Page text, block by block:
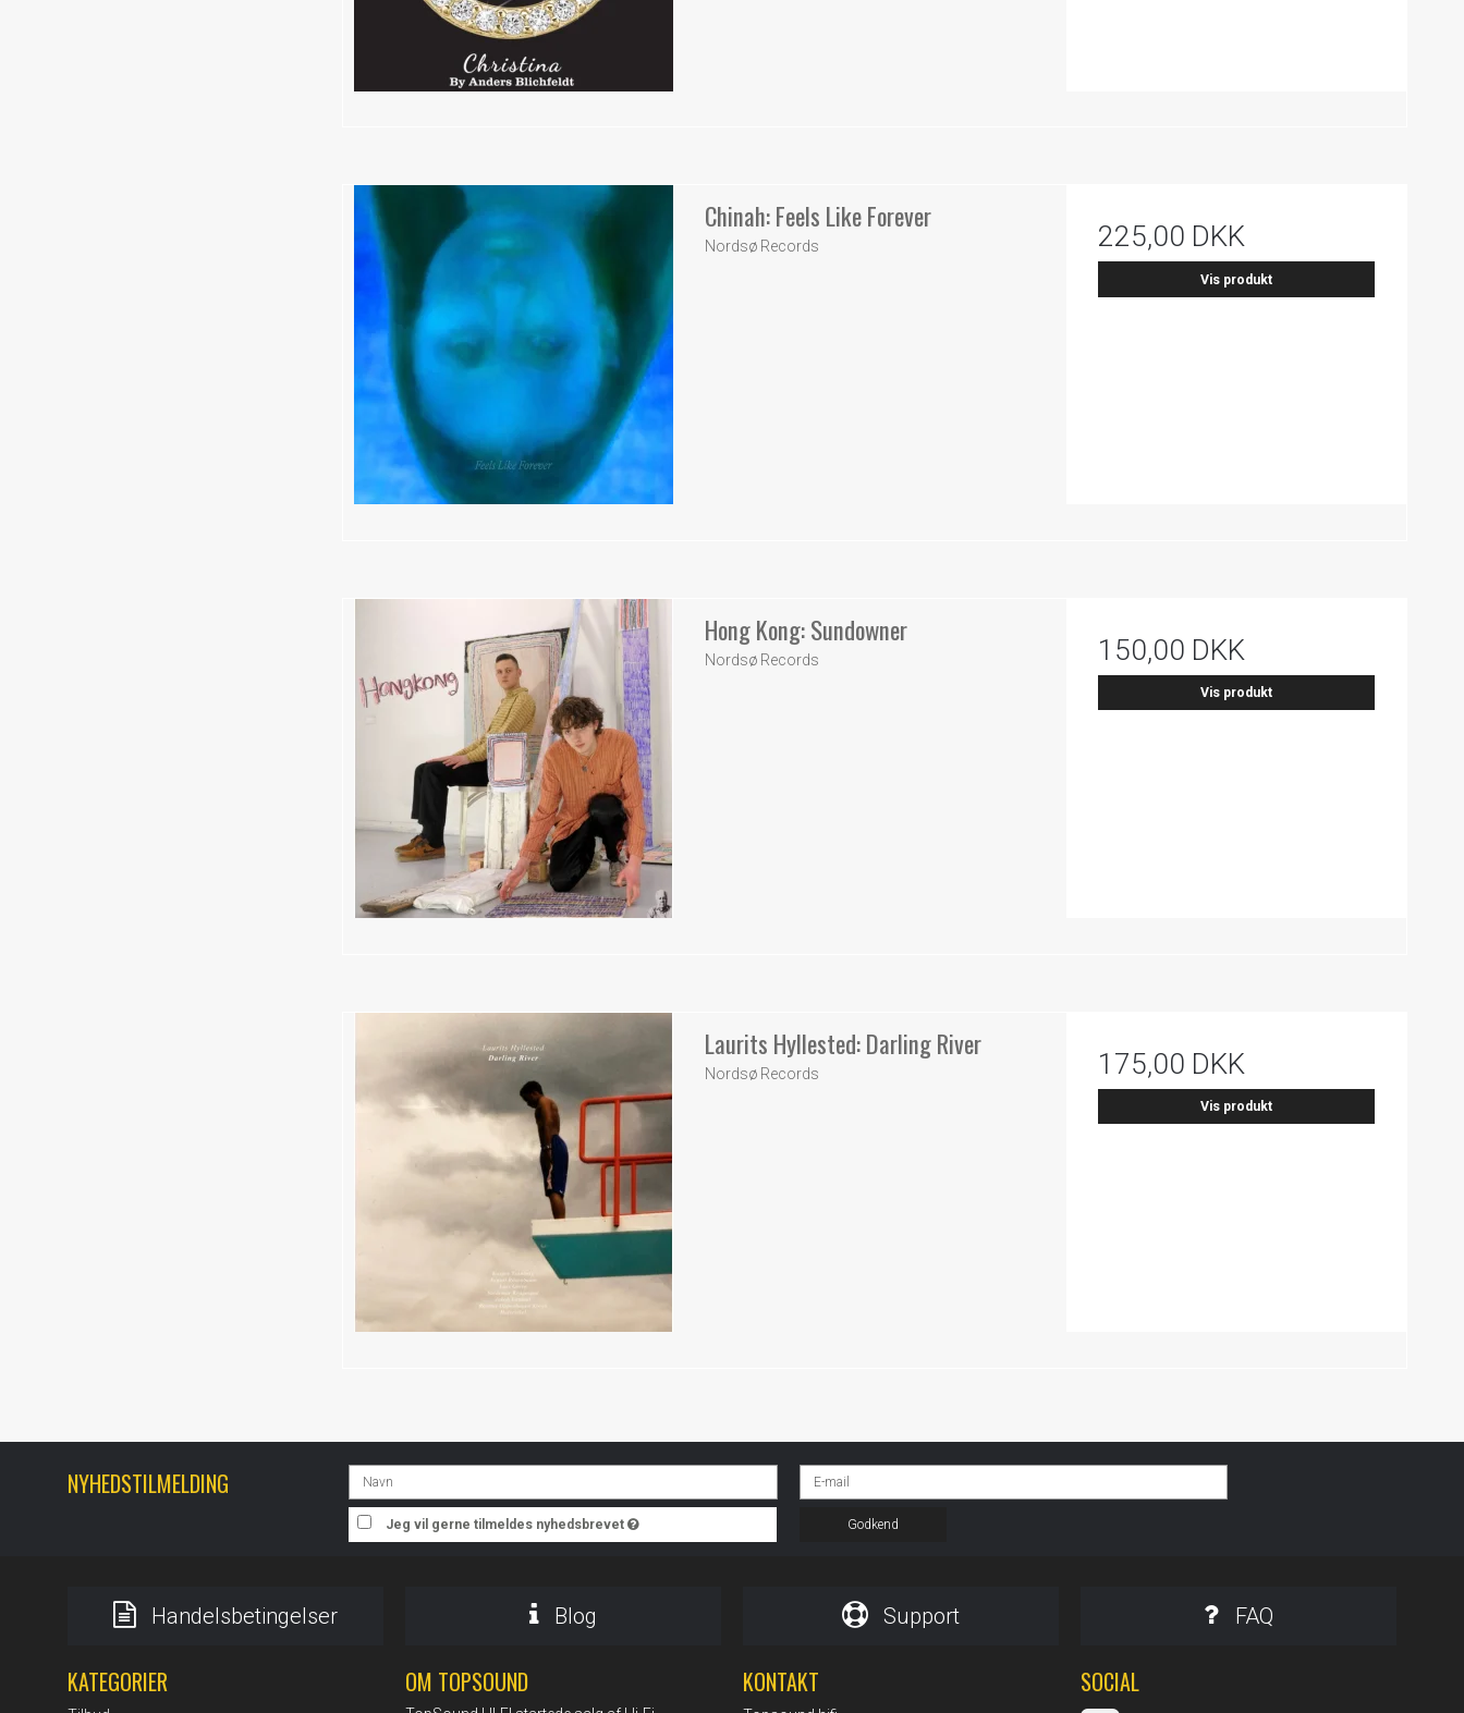
Chinah: Feels Like Forever
Nordsø Records 225,00 DKK
Vis produkt
Hong Kong: Sundowner
Nordsø Records 150,00 DKK
Vis produkt
Laurits Hyllested: Darling River
Nordsø Records 175,00 DKK
Vis produkt
NYHEDSTILMELDING
Jeg vil gerne tilmeldes nyhedsbrevet Godkend
Handelsbetingelser Blog Support FAQ
KATEGORIER OM TOPSOUND KONTAKT SOCIAL